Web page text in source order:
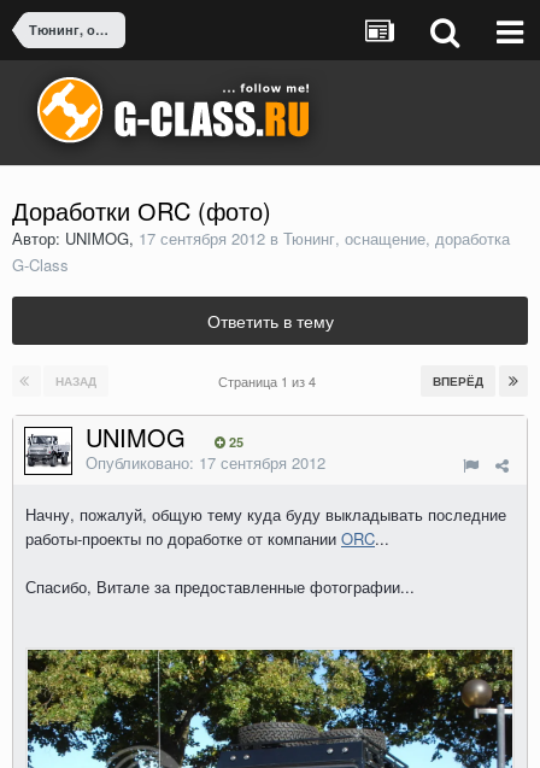
Тюнинг, оснащение, доработка G-Class
Доработки ОRC (фото)
Автор: UNIMOG, 17 сентября 2012 в Тюнинг, оснащение, доработка
G-Class
Ответить в тему
НАЗАД ВПЕРЁД
Страница 1 из 4
UNIMOG 25
Опубликовано: 17 сентября 2012
Начну, пожалуй, общую тему куда буду выкладывать последние
работы-проекты по доработке от компании ORC...
Спасибо, Витале за предоставленные фотографии...